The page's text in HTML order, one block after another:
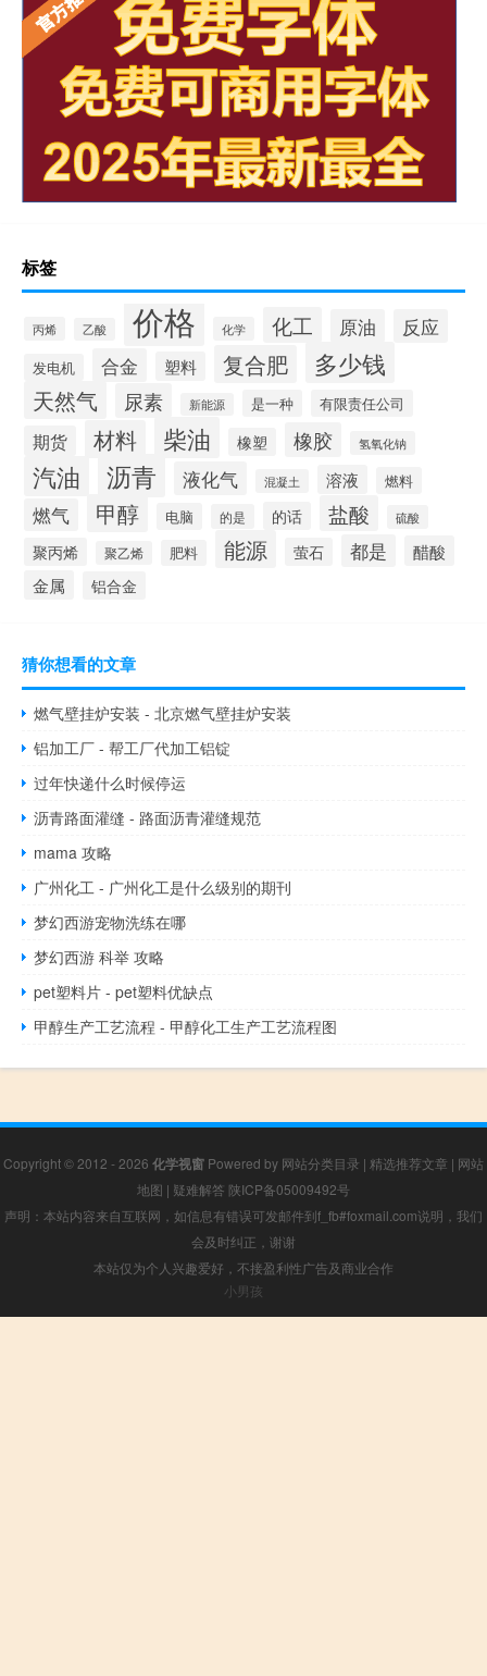
标签
丙烯 乙酸 价格 化学 化工 原油 反应
发电机 合金 塑料 复合肥 多少钱
天然气 尿素 新能源 是一种 有限责任公司
期货 材料 柴油 橡塑 橡胶 氢氧化钠
汽油 沥青 液化气 混凝土 溶液 燃料
燃气 甲醇 电脑 的是 的话 盐酸 硫酸
聚丙烯 聚乙烯 肥料 能源 萤石 都是 醋酸
金属 铝合金
猜你想看的文章
燃气壁挂炉安装 - 北京燃气壁挂炉安装
铝加工厂 - 帮工厂代加工铝锭
过年快递什么时候停运
沥青路面灌缝 - 路面沥青灌缝规范
mama 攻略
广州化工 - 广州化工是什么级别的期刊
梦幻西游宠物洗练在哪
梦幻西游 科举 攻略
pet塑料片 - pet塑料优缺点
甲醇生产工艺流程 - 甲醇化工生产工艺流程图
Copyright © 2012 - 2026 化学视窗 Powered by 网站分类目录 | 精选推荐文章 | 网站
地图 | 疑难解答 陕ICP备05009492号
声明：本站内容来自互联网，如信息有错误可发邮件到f_fb#foxmail.com说明，我们
会及时纠正，谢谢
本站仅为个人兴趣爱好，不接盈利性广告及商业合作
小男孩